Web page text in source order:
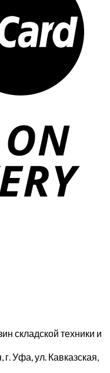
складской техники и
Уфа, ул. Кавказская,